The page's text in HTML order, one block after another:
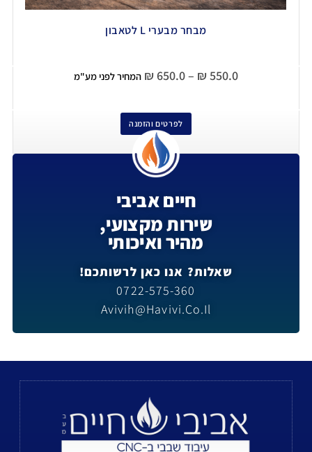
מבחר מבערי L לטאבון
₪ 550.0
–
₪ 650.0 המחיר לפני מע"מ
לפרטים והזמנה
חיים אביבי
שירות מקצועי,
מהיר ואיכותי
שאלות? אנו כאן לרשותכם!
0722-575-360
Avivih@havivi.co.il